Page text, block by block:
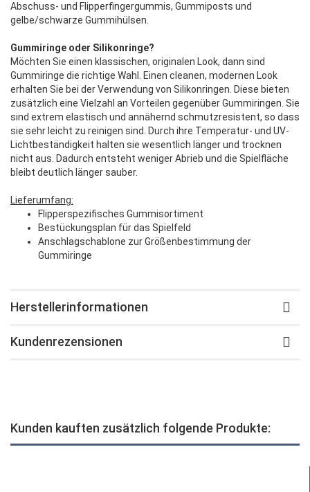
Abschuss- und Flipperfingergummis, Gummiposts und
gelbe/schwarze Gummihülsen.
Gummiringe oder Silikonringe?
Möchten Sie einen klassischen, originalen Look, dann sind
Gummiringe die richtige Wahl. Einen cleanen, modernen Look
erhalten Sie bei der Verwendung von Silikonringen. Diese bieten
zusätzlich eine Vielzahl an Vorteilen gegenüber Gummiringen. Sie
sind extrem elastisch und annähernd schmutzresistent, so dass
sie sehr leicht zu reinigen sind. Durch ihre Temperatur- und UV-
Lichtbeständigkeit halten sie wesentlich länger und trocknen
nicht aus. Dadurch entsteht weniger Abrieb und die Spielfläche
bleibt deutlich länger sauber.
Lieferumfang:
Flipperspezifisches Gummisortiment
Bestückungsplan für das Spielfeld
Anschlagschablone zur Größenbestimmung der
Gummiringe
Herstellerinformationen
Kundenrezensionen
Kunden kauften zusätzlich folgende Produkte: